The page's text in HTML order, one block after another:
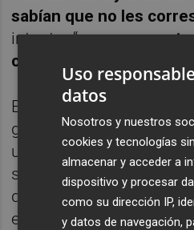
sabían que no les
intentar “recuperar
cantidad de dinero”
Esteve ha recriminado a
gobiernos municipales
una forma“más
situación de la que eran
que en 2010 la entidad
el pago al Ayuntamiento
Uso
datos
Nosotros y nuestros
cookies y tecnologías
almacenar y acceder a
dispositivo y procesar
como su dirección IP,
y datos de navegación,